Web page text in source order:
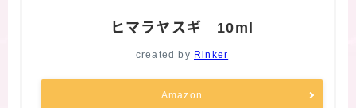
ヒマラヤスギ 10ml
created by Rinker
Amazon